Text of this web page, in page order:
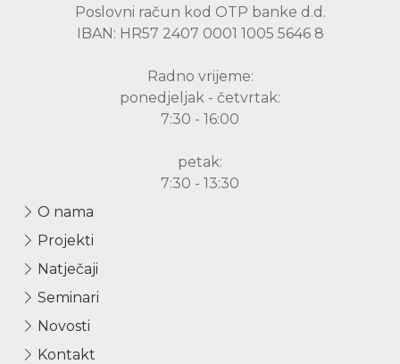
Poslovni račun kod OTP banke d.d.
IBAN: HR57 2407 0001 1005 5646 8
Radno vrijeme:
ponedjeljak - četvrtak:
7:30 - 16:00
petak:
7:30 - 13:30
O nama
Projekti
Natječaji
Seminari
Novosti
Kontakt